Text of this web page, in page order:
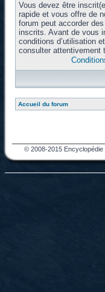
Vous devez être
rapide et vous offre de
forum peut accorder
inscrits. Avant de vous
conditions d’utilisation
consulter attentivement
Accueil du forum
© 2008-2015 Encyclopédie